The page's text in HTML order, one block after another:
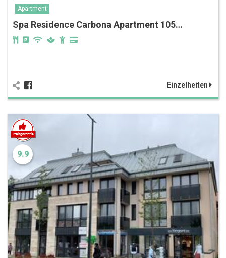
Apartment
Spa Residence Carbona Apartment 105…
Einzelheiten
9.9